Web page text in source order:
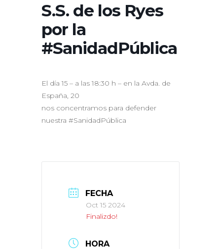
S.S. de los Ryes
por la
#SanidadPública
El día 15 – a las 18:30 h – en la Avda. de
España, 20
nos concentramos para defender
nuestra #SanidadPública
FECHA
Oct 15 2024
Finalizdo!
HORA